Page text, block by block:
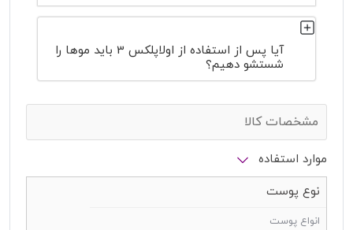
آیا پس از استفاده از اولاپلکس 3 باید موها را
شستشو دهیم؟
مشخصات کالا
موارد استفاده
نوع پوست
انواع پوست